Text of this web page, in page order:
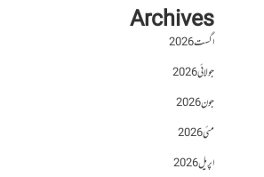
Archives
اگست 2026
جولائی 2026
جون 2026
مئی 2026
اپریل 2026